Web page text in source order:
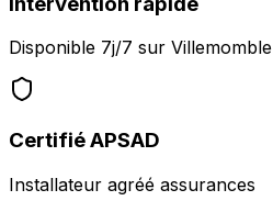
Disponible 7j/7 sur Villemomble
Certifié APSAD
Installateur agréé assurances